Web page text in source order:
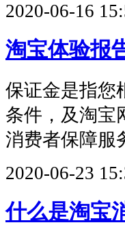
2020-06-16
淘宝体验报
保证金是指您
条件，及淘宝
消费者保障服
2020-06-23
什么是淘宝